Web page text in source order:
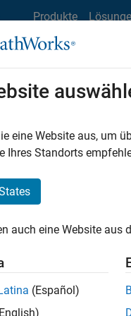
Produkte
Stellen
Es
Region
eine Website aus, um
Ihres Standorts
auch eine Website aus
(Español)